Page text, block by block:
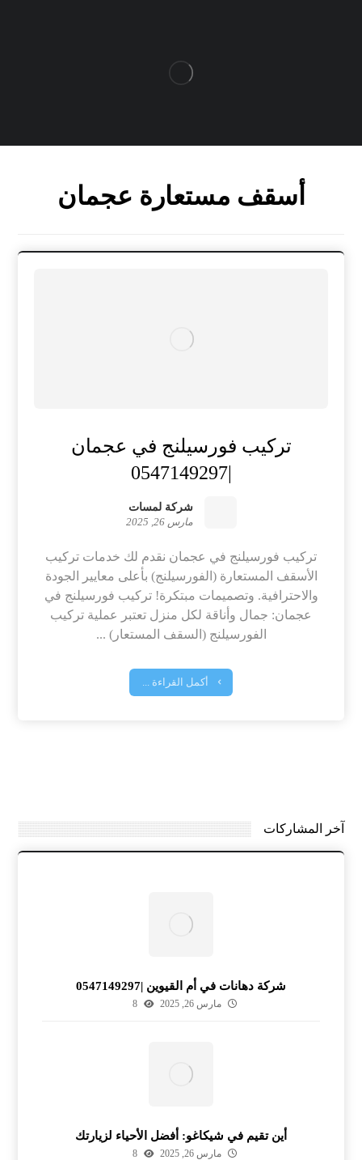
أسقف مستعارة عجمان
تركيب فورسيلنج في عجمان
|0547149297
شركة لمسات
مارس 26, 2025
تركيب فورسيلنج في عجمان نقدم لك خدمات تركيب
الأسقف المستعارة (الفورسيلنج) بأعلى معايير الجودة
والاحترافية. وتصميمات مبتكرة! تركيب فورسيلنج في
عجمان: جمال وأناقة لكل منزل تعتبر عملية تركيب
الفورسيلنج (السقف المستعار) ...
أكمل القراءة ...
آخر المشاركات
شركة دهانات في أم القيوين |0547149297
مارس 26, 2025 8
أين تقيم في شيكاغو: أفضل الأحياء لزيارتك
مارس 26, 2025 8